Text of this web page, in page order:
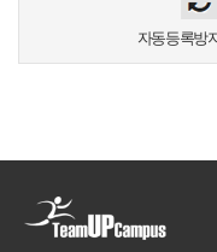
자동등록방